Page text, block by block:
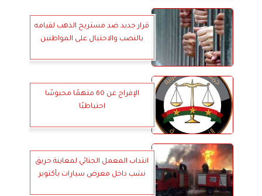
قرار جديد ضد مستريح الذهب لقيامه
بالنصب والاحتيال على المواطنين
الإفراج عن 60 متهمًا محبوسًا
احتياطيًا
انتداب المعمل الجنائي لمعاينة حريق
نشب داخل معرض سيارات بأكتوبر